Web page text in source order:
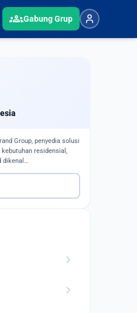
groupsGabung Grup
Group, penyedia solusi
residensial,
dikenal…
chevron_right
chevron_right